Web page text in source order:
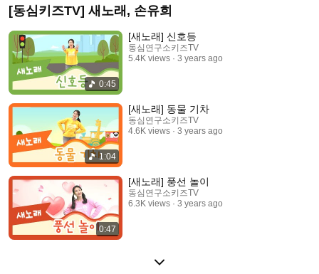
[동심키즈TV] 새노래, 손유희
0:45
[새노래] 신호등
동심연구소키즈TV
5.4K views
3 years ago
1:04
[새노래] 동물 기차
동심연구소키즈TV
4.6K views
3 years ago
0:47
[새노래] 풍선 놀이
동심연구소키즈TV
6.3K views
3 years ago